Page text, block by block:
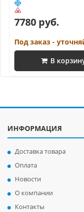
7780 руб.
Под заказ -
В
ИНФОРМАЦИЯ
Доставка товара
Оплата
Новости
О компании
Контакты